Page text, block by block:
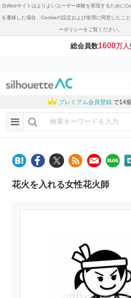
当Webサイトはよりよいユーザー体験を実現するために
を遷移した場合、Cookieの設定および使用に同意したこ
ーポリシーをご覧ください。
総会員数1600万人
プレミアム会員登録 で14
花火を入れる女性花火師